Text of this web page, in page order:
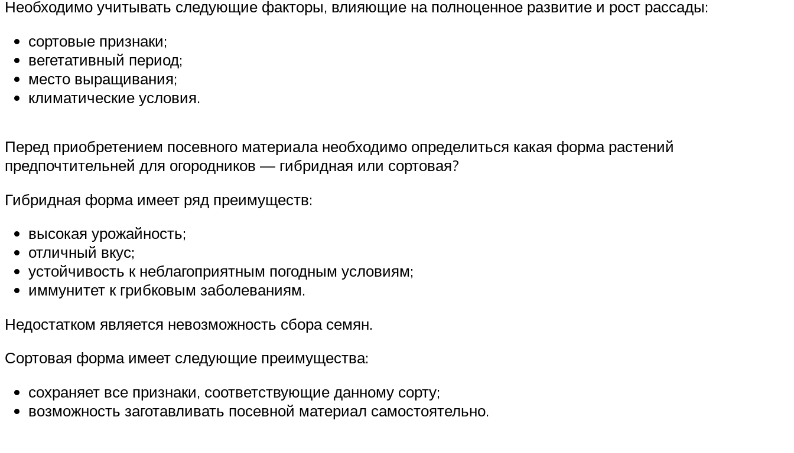
Необходимо учитывать следующие факторы, влияющие на полноценное развитие и рост рассады:
сортовые признаки;
вегетативный период;
место выращивания;
климатические условия.
Перед приобретением посевного материала необходимо определиться какая форма растений
предпочтительней для огородников — гибридная или сортовая?
Гибридная форма имеет ряд преимуществ:
высокая урожайность;
отличный вкус;
устойчивость к неблагоприятным погодным условиям;
иммунитет к грибковым заболеваниям.
Недостатком является невозможность сбора семян.
Сортовая форма имеет следующие преимущества:
сохраняет все признаки, соответствующие данному сорту;
возможность заготавливать посевной материал самостоятельно.